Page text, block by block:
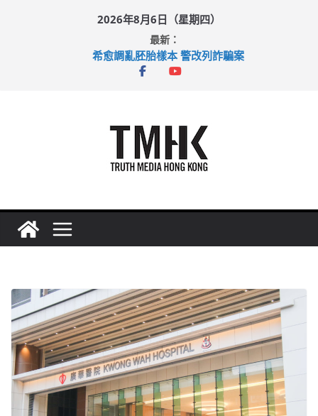
2026年8月6日（星期四）
最新：
希愈調亂胚胎樣本 警改列詐騙案
足球盛會次場激戰 祖雲達斯挫車路士